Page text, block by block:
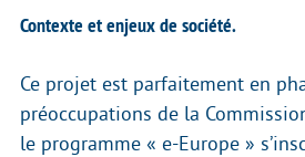
Contexte et enjeux de société.
Ce projet est parfaitement en
préoccupations de la
le programme « e-Europe »